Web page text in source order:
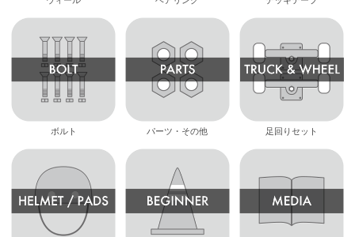
ボルト パーツ・その他 足回りセット